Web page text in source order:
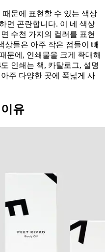
문에 표현할 수 있는 색상
면 곤란합니다. 이 네 색상
수천 가지의 컬러를 표현
상들은 아주 작은 점들이 빼
문에, 인쇄물을 크게 확대해
인쇄는 책, 카탈로그, 설명
아주 다양한 곳에 폭넓게 사
유